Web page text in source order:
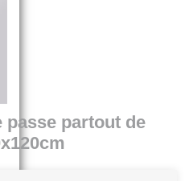
passe partout de